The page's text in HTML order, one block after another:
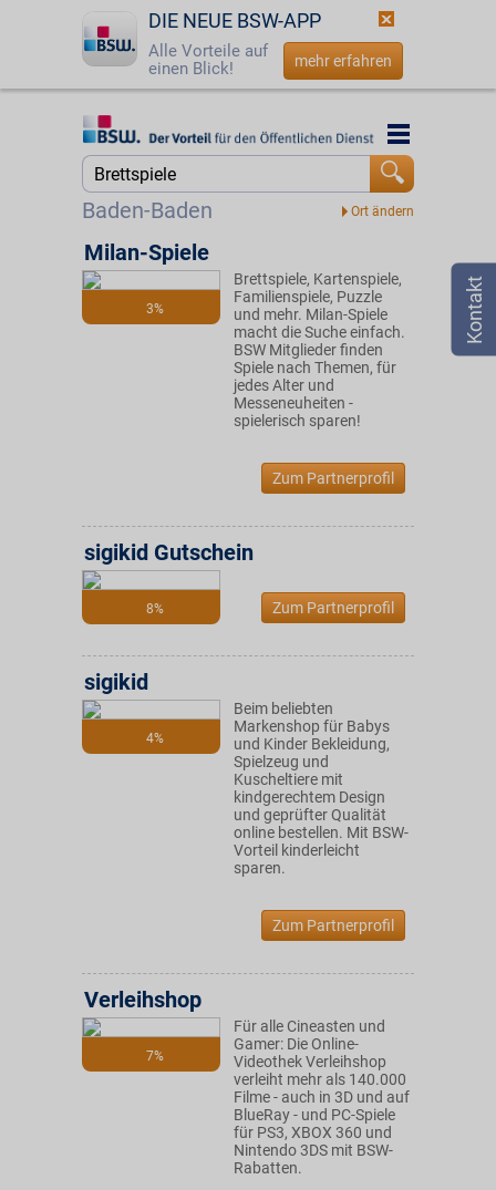
DIE NEUE BSW-APP
Alle Vorteile auf
einen Blick!
mehr erfahren
Startseite
Jetzt BSW-Mitglied werden
Login
☎ 0800 - 279 25 82
Baden-Baden
Startseite
Suche
3%
Milan-Spiele
Brettspiele, Kartenspiele,
Familienspiele, Puzzle
und mehr. Milan-Spiele
macht die Suche einfach.
BSW Mitglieder finden
Spiele nach Themen, für
jedes Alter und
Messeneuheiten -
spielerisch sparen!
Zum Partnerprofil
8%
sigikid Gutschein
Zum Partnerprofil
4%
sigikid
Beim beliebten
Markenshop für Babys
und Kinder Bekleidung,
Spielzeug und
Kuscheltiere mit
kindgerechtem Design
und geprüfter Qualität
online bestellen. Mit BSW-
Vorteil kinderleicht
sparen.
Zum Partnerprofil
7%
Verleihshop
Für alle Cineasten und
Gamer: Die Online-
Videothek Verleihshop
verleiht mehr als 140.000
Filme - auch in 3D und auf
BlueRay - und PC-Spiele
für PS3, XBOX 360 und
Nintendo 3DS mit BSW-
Rabatten.